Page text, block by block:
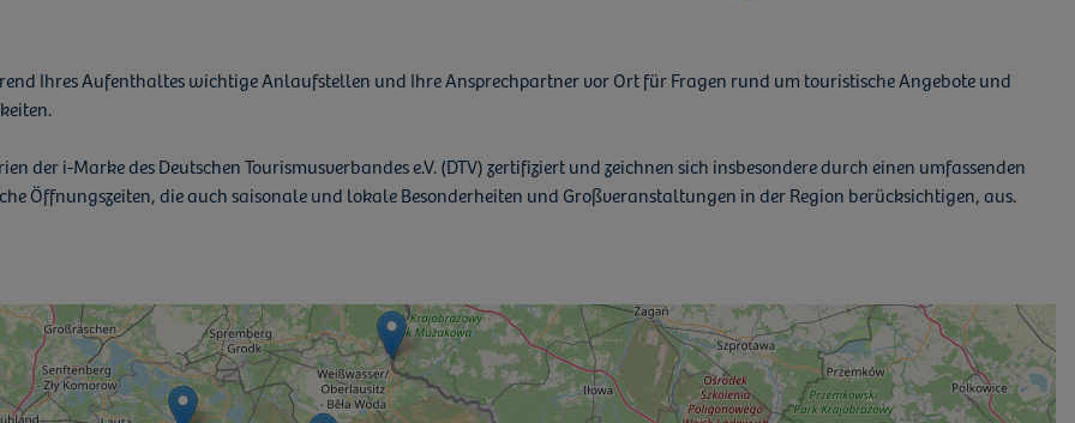
Ihres Aufenthaltes wichtige Anlaufstellen und Ihre Ansprechpartner vor Ort für Fragen rund um touristische Angebote und
i-Marke des Deutschen Tourismusverbandes e.V. (DTV) zertifiziert und zeichnen sich insbesondere durch einen umfassenden
Öffnungszeiten, die auch saisonale und lokale Besonderheiten und Großveranstaltungen in der Region berücksichtigen, aus.